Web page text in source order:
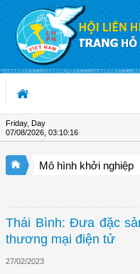
Skip to Content
Friday, Day
07/08/2026 03:10:16
Mô hình khởi nghiệp
Thái Bình: Đưa đặc
thương mại điện tử
27/02/2023